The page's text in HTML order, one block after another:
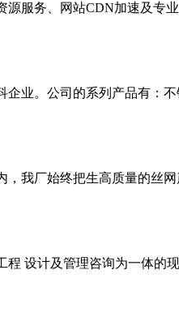
服务、网站CDN加速及专
企业。公司的系列产品有：
我厂始终把生高质量的丝
设计及管理咨询为一体的